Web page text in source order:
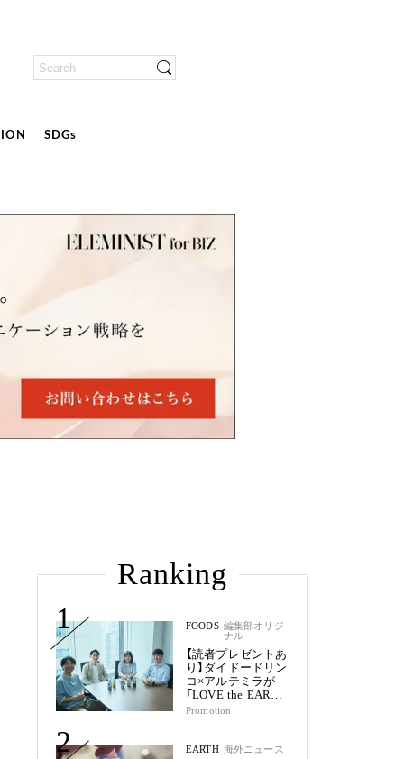
SDGs
Ranking
1
FOODS 編集部オリジ
ナル
【読者プレゼントあ
り】ダイドードリン
コ×アルテミラが
「LOVE the EARTH
シリーズ」で目指す
Promotion
2 EARTH 海外ニュース